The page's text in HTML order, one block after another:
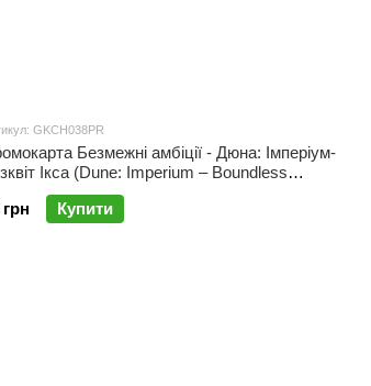
GKCH038PR
Безмежні амбіції - Дюна: Імперіум-
Ікса (Dune: Imperium – Boundless
Promo Card)
Купити